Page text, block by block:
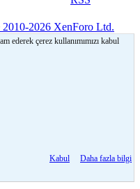
2026 XenForo Ltd.
ederek çerez kullanımımızı kabul
Kabul
Daha fazla bilgi